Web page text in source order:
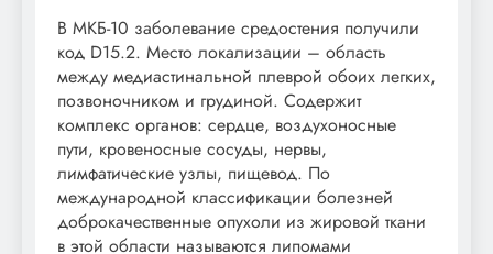
В МКБ-10 заболевание средостения получили
код D15.2. Место локализации – область
между медиастинальной плеврой обоих легких,
позвоночником и грудиной. Содержит
комплекс органов: сердце, воздухоносные
пути, кровеносные сосуды, нервы,
лимфатические узлы, пищевод. По
международной классификации болезней
доброкачественные опухоли из жировой ткани
в этой области называются липомами